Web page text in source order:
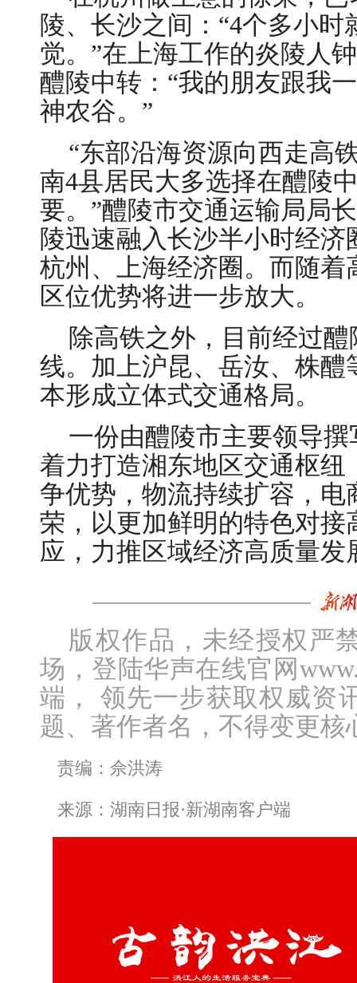
陵、长沙之间：“4个多小
觉。”在上海工作的炎陵人
醴陵中转：“我的朋友跟我
神农谷。”
“东部沿海资源向西走高
南4县居民大多选择在醴陵
要。”醴陵市交通运输局局
陵迅速融入长沙半小时经
杭州、上海经济圈。而随
区位优势将进一步放大。
除高铁之外，目前经过
线。加上沪昆、岳汝、株
本形成立体式交通格局。
一份由醴陵市主要领导
着力打造湘东地区交通枢
争优势，物流持续扩容，
荣，以更加鲜明的特色对
应，力推区域经济高质量发
版权作品，未经授权严
场，登陆华声在线官网
端， 领先一步获取权威资
题、著作者名，不得变更核
责编：佘洪涛
来源：湖南日报·新湖南客户端